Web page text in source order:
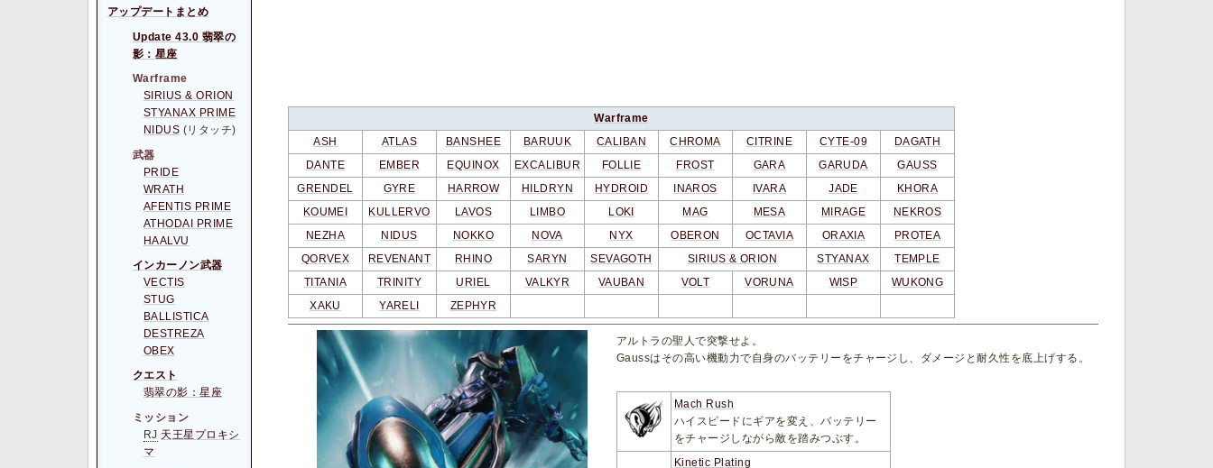
Warframe
ASH
ATLAS BANSHEE BARUUK CALIBAN CHROMA CITRINE CYTE-09
DAGATH
DANTE
EMBER EQUINOX EXCALIBUR FOLLIE FROST GARA GARUDA
GAUSS
GRENDEL
GYRE HARROW HILDRYN HYDROID INAROS IVARA JADE
KHORA
KOUMEI
KULLERVO LAVOS LIMBO LOKI MAG MESA MIRAGE
NEKROS
NEZHA
NIDUS NOKKO NOVA NYX OBERON OCTAVIA ORAXIA
PROTEA
QORVEX
REVENANT RHINO SARYN SEVAGOTH SIRIUS & ORION STYANAX
TEMPLE
TITANIA
TRINITY URIEL VALKYR VAUBAN VOLT VORUNA WISP
WUKONG
XAKU
YARELI ZEPHYR
アルトラの聖人で突撃せよ。
Gaussはその高い機動力で自身のバッテリーをチャージし、ダメージと耐久性を底上げする。
Mach Rush
ハイスピードにギアを変え、バッテリー
をチャージしながら敵を踏みつぶす。
Kinetic Plating
アップデートまとめ
Update 43.0 翡翠の
影：星座
Warframe
SIRIUS & ORION
STYANAX PRIME
NIDUS (リタッチ)
武器
PRIDE
WRATH
AFENTIS PRIME
ATHODAI PRIME
HAALVU
インカーノン武器
VECTIS
STUG
BALLISTICA
DESTREZA
OBEX
クエスト
翡翠の影：星座
ミッション
RJ 天王星プロキシ
マ